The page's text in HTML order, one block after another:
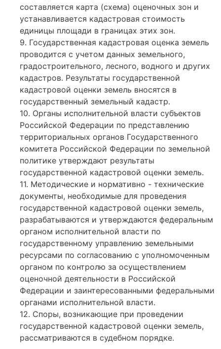
составляется карта (схема) оценочных зон и
устанавливается кадастровая стоимость
единицы площади в границах этих зон.
9. Государственная кадастровая оценка земель
проводится с учетом данных земельного,
градостроительного, лесного, водного и других
кадастров. Результаты государственной
кадастровой оценки земель вносятся в
государственный земельный кадастр.
10. Органы исполнительной власти субъектов
Российской Федерации по представлению
территориальных органов Государственного
комитета Российской Федерации по земельной
политике утверждают результаты
государственной кадастровой оценки земель.
11. Методические и нормативно - технические
документы, необходимые для проведения
государственной кадастровой оценки земель,
разрабатываются и утверждаются федеральным
органом исполнительной власти по
государственному управлению земельными
ресурсами по согласованию с уполномоченным
органом по контролю за осуществлением
оценочной деятельности в Российской
Федерации и заинтересованными федеральными
органами исполнительной власти.
12. Споры, возникающие при проведении
государственной кадастровой оценки земель,
рассматриваются в судебном порядке.